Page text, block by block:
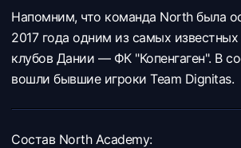
Напомним, что команда North была
2017 года одним из самых
клубов Дании — ФК "Копенгаген". В
вошли бывшие игроки Team Dignitas.
Состав North Academy: